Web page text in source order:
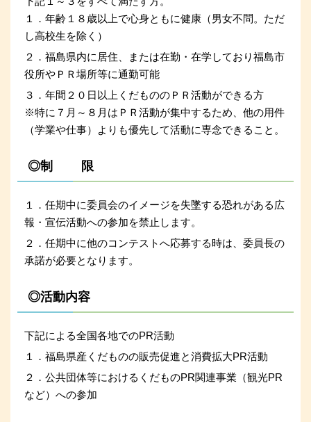
１．年齢１８歳以上で心身ともに健康（男女不問。ただ
し高校生を除く）
２．福島県内に居住、または在勤・在学しており福島市
役所やＰＲ場所等に通勤可能
３．年間２０日以上くだもののＰＲ活動ができる方
※特に７月～８月はＰＲ活動が集中するため、他の用件
（学業や仕事）よりも優先して活動に専念できること。
◎制 限
１．任期中に委員会のイメージを失墜する恐れがある広
報・宣伝活動への参加を禁止します。
２．任期中に他のコンテストへ応募する時は、委員長の
承諾が必要となります。
◎活動内容
下記による全国各地でのPR活動
１．福島県産くだものの販売促進と消費拡大PR活動
２．公共団体等におけるくだものPR関連事業（観光PR
など）への参加